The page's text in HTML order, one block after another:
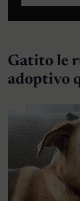
Gatito le
adoptivo